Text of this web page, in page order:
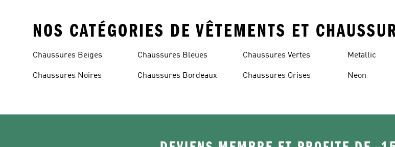
NOS CATÉGORIES DE VÊTEMENTS ET
Chaussures Beiges
Chaussures Noires
Chaussures Bleues
Chaussures Bordeaux
Chaussures Vertes
Chaussures Grises
Metallic
Neon